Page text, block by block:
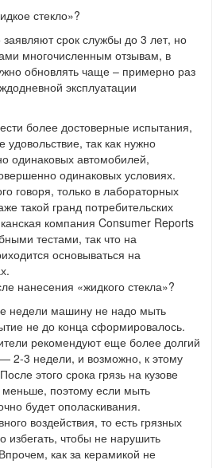
стекло»?
заявляют срок службы до 3 лет, но
многочисленным отзывам, в
обновлять чаще – примерно раз
эксплуатации
более достоверные испытания,
удовольствие, так как нужно
одинаковых автомобилей,
одинаковых условиях.
говоря, только в лабораторных
такой гранд потребительских
компания Consumer Reports
тестами, так что на
основываться на
нанесения «жидкого стекла»?
недели машину не надо мыть
не до конца сформировалось.
рекомендуют еще более долгий
2-3 недели, и возможно, к этому
этого срока грязь на кузове
меньше, поэтому если мыть
будет ополаскивания.
воздействия, то есть грязных
избегать, чтобы не нарушить
как за керамикой не